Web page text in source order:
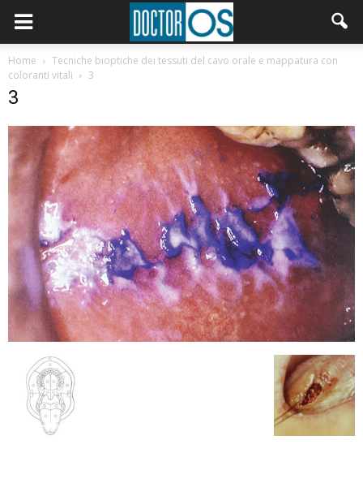
Home
Tecniche bioptiche dei tessuti del cavo orale e mappatura con
coloranti vitali
3
3